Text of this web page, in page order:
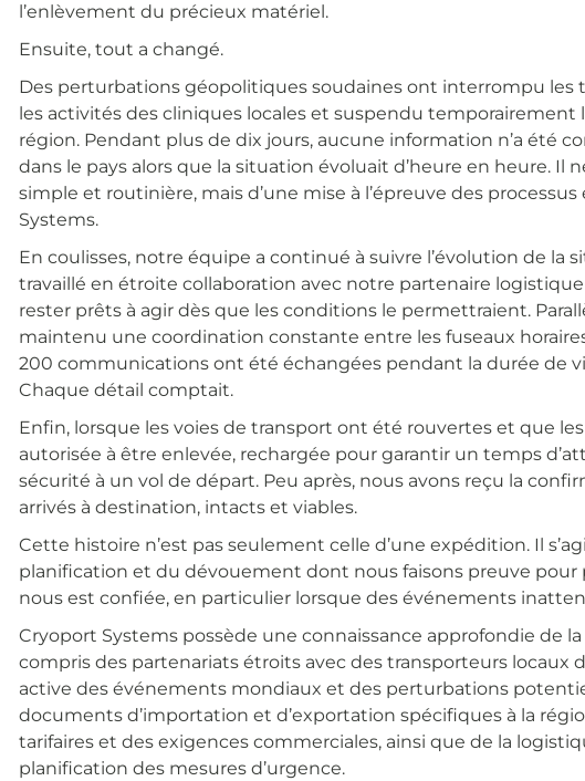
l’enlèvement du précieux matériel.
Ensuite, tout a changé.
Des perturbations géopolitiques soudaines ont interrompu les
les activités des cliniques locales et suspendu
région. Pendant plus de dix jours, aucune information n’a été
dans le pays alors que la situation évoluait d’heure en heure. Il
simple et routinière, mais d’une mise à l’épreuve des
Systems.
En coulisses, notre équipe a continué à suivre l’évolution de la
travaillé en étroite collaboration avec notre partenaire
rester prêts à agir dès que les conditions le permettraient.
maintenu une coordination constante entre les fuseaux
200 communications ont été échangées pendant la durée de
Chaque détail comptait.
Enfin, lorsque les voies de transport ont été rouvertes et que
autorisée à être enlevée, rechargée pour garantir un temps
sécurité à un vol de départ. Peu après, nous avons reçu la
arrivés à destination, intacts et viables.
Cette histoire n’est pas seulement celle d’une expédition. Il
planification et du dévouement dont nous faisons preuve
nous est confiée, en particulier lorsque des événements
Cryoport Systems possède une connaissance approfondie de
compris des partenariats étroits avec des transporteurs locaux
active des événements mondiaux et des perturbations
documents d’importation et d’exportation spécifiques à la
tarifaires et des exigences commerciales, ainsi que de la
planification des mesures d’urgence.